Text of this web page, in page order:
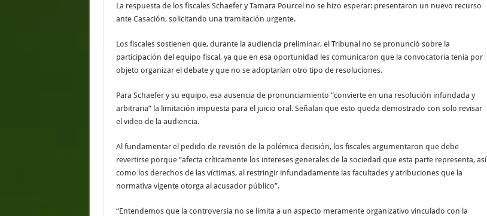
La respuesta de los fiscales Schaefer y Tamara Pourcel no se hizo esperar: presentaron un nuevo recurso
ante Casación, solicitando una tramitación urgente.
Los fiscales sostienen que, durante la audiencia preliminar, el Tribunal no se pronunció sobre la
participación del equipo fiscal, ya que en esa oportunidad les comunicaron que la convocatoria tenía por
objeto organizar el debate y que no se adoptarían otro tipo de resoluciones.
Para Schaefer y su equipo, esa ausencia de pronunciamiento “convierte en una resolución infundada y
arbitraria” la limitación impuesta para el juicio oral. Señalan que esto queda demostrado con solo revisar
el video de la audiencia.
Al fundamentar el pedido de revisión de la polémica decisión, los fiscales argumentaron que debe
revertirse porque “afecta críticamente los intereses generales de la sociedad que esta parte representa, así
como los derechos de las víctimas, al restringir infundadamente las facultades y atribuciones que la
normativa vigente otorga al acusador público”.
“Entendemos que la controversia no se limita a un aspecto meramente organizativo vinculado con la